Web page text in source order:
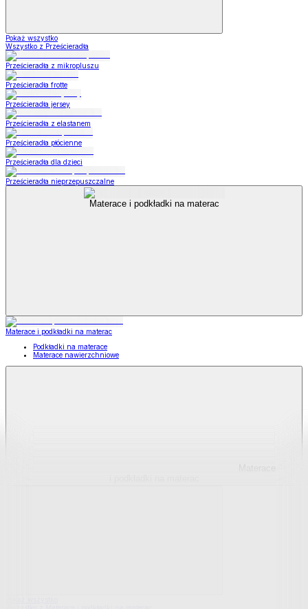
Pokaż wszystko
Wszystko z Prześcieradła
Prześcieradła z mikropluszu
Prześcieradła frotte
Prześcieradła jersey
Prześcieradła z elastanem
Prześcieradła płócienne
Prześcieradła dla dzieci
Prześcieradła nieprzepuszczalne
Materace i podkładki na materac
Materace i podkładki na materac
Podkładki na materace
Materace nawierzchniowe